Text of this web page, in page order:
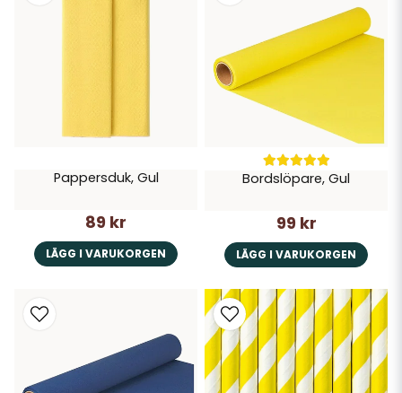
Pappersduk, Gul
89 kr
LÄGG I VARUKORGEN
Bordslöpare, Gul
99 kr
LÄGG I VARUKORGEN